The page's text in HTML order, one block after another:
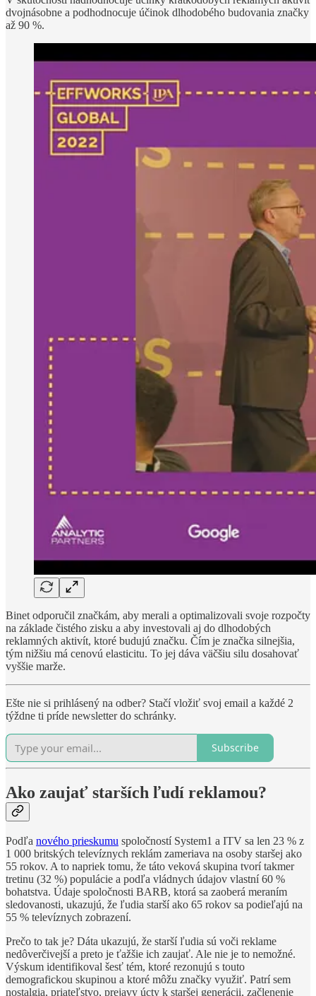
dvojnásobne a podhodnocuje účinok dlhodobého budovania značky
až 90 %.
Binet odporučil značkám, aby merali a optimalizovali svoje rozpočty
na základe čistého zisku a aby investovali aj do dlhodobých
reklamných aktivít, ktoré budujú značku. Čím je značka silnejšia,
tým nižšiu má cenovú elasticitu. To jej dáva väčšiu silu dosahovať
vyššie marže.
Ešte nie si prihlásený na odber? Stačí vložiť svoj email a každé 2
týždne ti príde newsletter do schránky.
Subscribe
Ako zaujať starších ľudí reklamou?
Podľa nového prieskumu spoločností System1 a ITV sa len 23 % z
1 000 britských televíznych reklám zameriava na osoby staršej ako
55 rokov. A to napriek tomu, že táto veková skupina tvorí takmer
tretinu (32 %) populácie a podľa vládnych údajov vlastní 60 %
bohatstva. Údaje spoločnosti BARB, ktorá sa zaoberá meraním
sledovanosti, ukazujú, že ľudia starší ako 65 rokov sa podieľajú na
55 % televíznych zobrazení.
Prečo to tak je? Dáta ukazujú, že starší ľudia sú voči reklame
nedôverčivejší a preto je ťažšie ich zaujať. Ale nie je to nemožné.
Výskum identifikoval šesť tém, ktoré rezonujú s touto
demografickou skupinou a ktoré môžu značky využiť. Patrí sem
nostalgia, priateľstvo, prejavy úcty k staršej generácii, začlenenie